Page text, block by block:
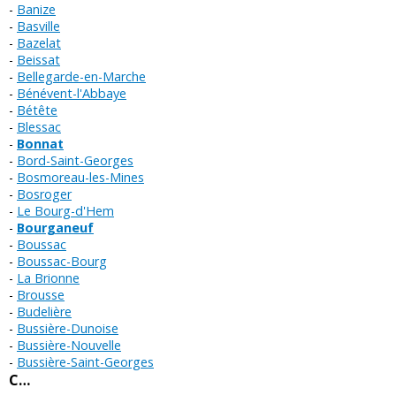
Banize
Basville
Bazelat
Beissat
Bellegarde-en-Marche
Bénévent-l'Abbaye
Bétête
Blessac
Bonnat
Bord-Saint-Georges
Bosmoreau-les-Mines
Bosroger
Le Bourg-d'Hem
Bourganeuf
Boussac
Boussac-Bourg
La Brionne
Brousse
Budelière
Bussière-Dunoise
Bussière-Nouvelle
Bussière-Saint-Georges
C…